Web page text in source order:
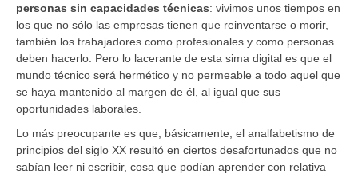
personas sin capacidades técnicas: vivimos unos tiempos en
los que no sólo las empresas tienen que reinventarse o morir,
también los trabajadores como profesionales y como personas
deben hacerlo. Pero lo lacerante de esta sima digital es que el
mundo técnico será hermético y no permeable a todo aquel que
se haya mantenido al margen de él, al igual que sus
oportunidades laborales.
Lo más preocupante es que, básicamente, el analfabetismo de
principios del siglo XX resultó en ciertos desafortunados que no
sabían leer ni escribir, cosa que podían aprender con relativa